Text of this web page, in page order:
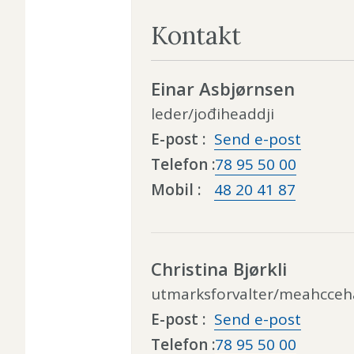
Kontakt
Einar Asbjørnsen
leder/jođiheaddji
E-post
Send e-post
Telefon 78 95 50 00
Mobil
48 20 41 87
Christina Bjørkli
utmarksforvalter/
E-post
Send e-post
Telefon 78 95 50 00